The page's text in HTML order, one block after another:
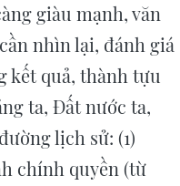
giàu mạnh, văn
nhìn lại, đánh giá
kết quả, thành tựu
ta, Đất nước ta,
lịch sử: (1)
chính quyền (từ